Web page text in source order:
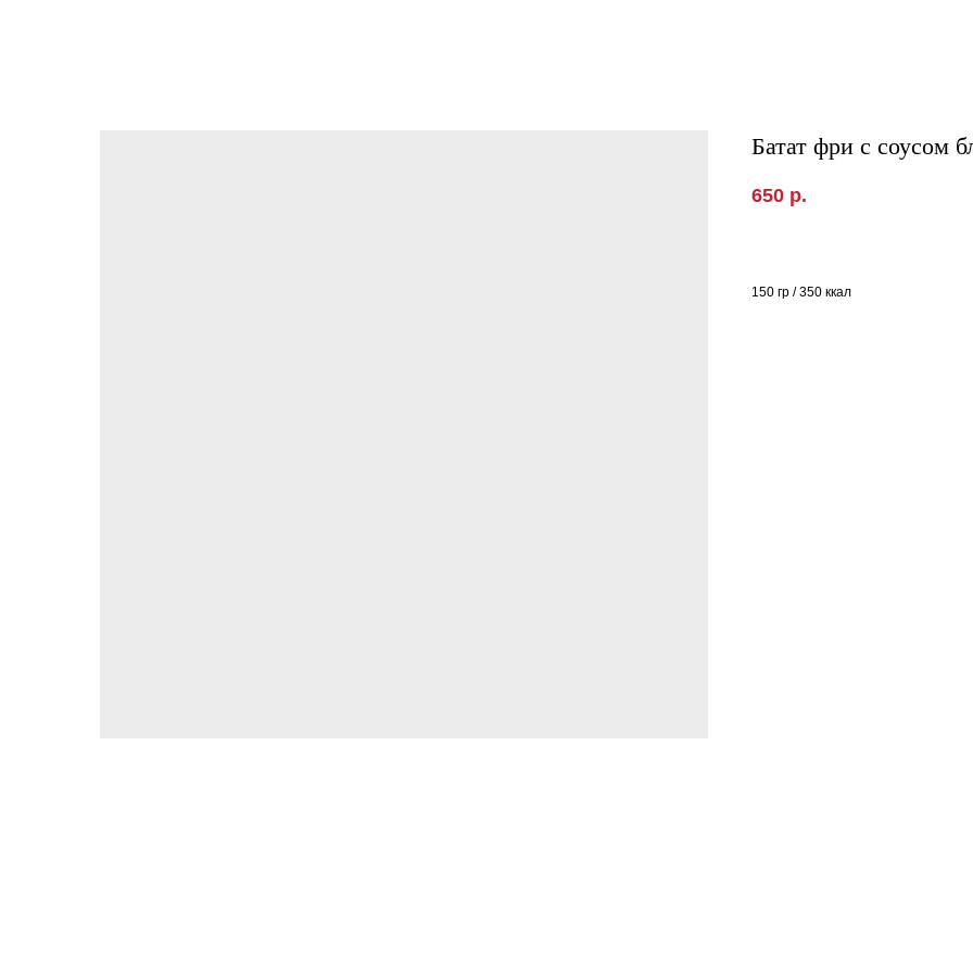
Батат фри с соусом
650 р.
150 гр / 350 ккал